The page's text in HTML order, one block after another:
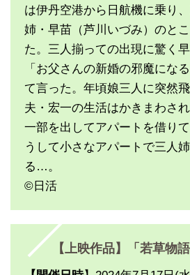
は伊丹空港から日航機に乗り
姉・早苗（芦川いづみ）のと
た。三人揃っての出現に驚く
「お父さんの新婚の邪魔にな
て言った。年頃娘三人に突然
夫・宏一の生活はかきまわさ
一部を出してアパートを借り
うして小さなアパートで三人
る…。
©日活
【上映作品】「若草物語